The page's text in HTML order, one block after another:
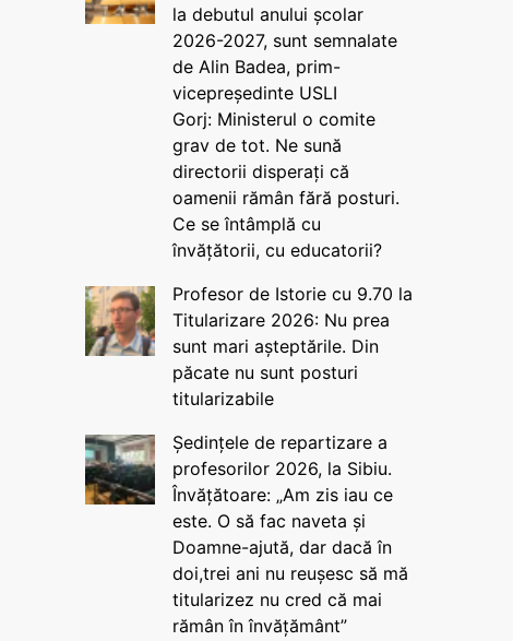
la debutul anului școlar
2026-2027, sunt semnalate
de Alin Badea, prim-
vicepreședinte USLI
Gorj: Ministerul o comite
grav de tot. Ne sună
directorii disperați că
oamenii rămân fără posturi.
Ce se întâmplă cu
învățătorii, cu educatorii?
Profesor de Istorie cu 9.70 la
Titularizare 2026: Nu prea
sunt mari așteptările. Din
păcate nu sunt posturi
titularizabile
Ședințele de repartizare a
profesorilor 2026, la Sibiu.
Învățătoare: „Am zis iau ce
este. O să fac naveta și
Doamne-ajută, dar dacă în
doi,trei ani nu reușesc să mă
titularizez nu cred că mai
rămân în învățământ”